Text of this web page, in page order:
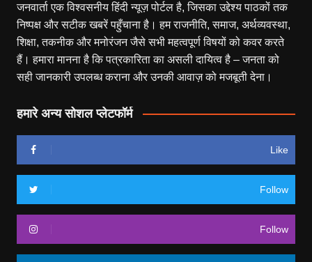
जनवार्ता एक विश्वसनीय हिंदी न्यूज़ पोर्टल है, जिसका उद्देश्य पाठकों तक
निष्पक्ष और सटीक खबरें पहुँचाना है। हम राजनीति, समाज, अर्थव्यवस्था,
शिक्षा, तकनीक और मनोरंजन जैसे सभी महत्वपूर्ण विषयों को कवर करते
हैं। हमारा मानना है कि पत्रकारिता का असली दायित्व है – जनता को
सही जानकारी उपलब्ध कराना और उनकी आवाज़ को मजबूती देना।
हमारे अन्य सोशल प्लेटफॉर्म
Like
Follow
Follow